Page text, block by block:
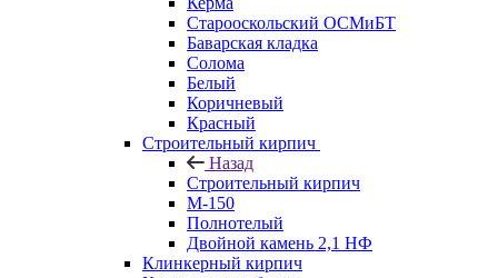
Старооскольский ОСМиБТ
Баварская кладка
Солома
Белый
Коричневый
Красный
Строительный кирпич
Назад
Строительный кирпич
М-150
Полнотелый
Двойной камень 2,1 НФ
Клинкерный кирпич